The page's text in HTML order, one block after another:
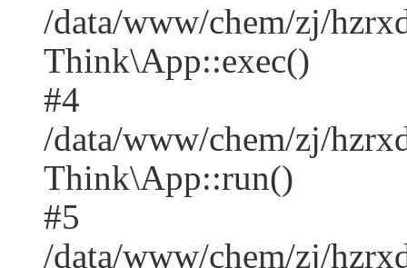
/data/www/chem/zj/
Think\App::exec()
#4
/data/www/chem/zj/
Think\App::run()
#5
/data/www/chem/zj/